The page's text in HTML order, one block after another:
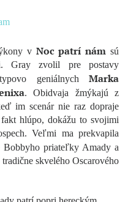
v Noc patrí nám sú
Gray zvolil pre postavy
geniálnych Marka
. Obidvaja žmýkajú z
im scenár nie raz dopraje
hlúpo, dokážu to svojimi
Veľmi ma prekvapila
Bobbyho priateľky Amady a
skvelého Oscarového